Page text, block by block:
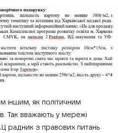
іншим, як політичним
Так вважають у мережі
радник з правових питань